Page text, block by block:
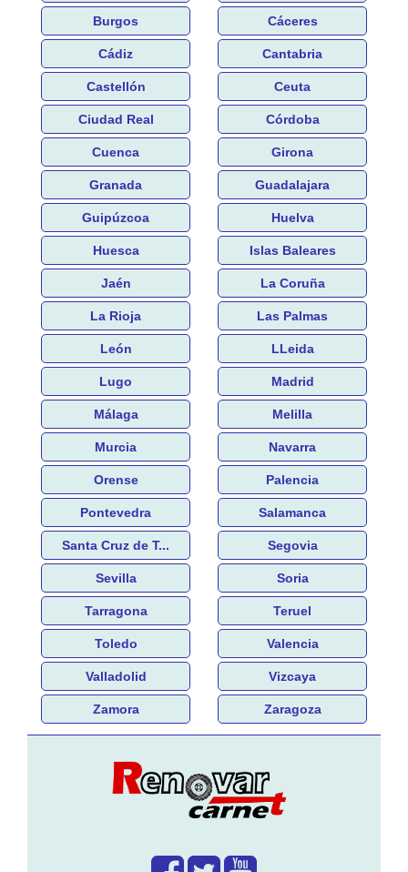
Burgos Cáceres
Cádiz Cantabria
Castellón Ceuta
Ciudad Real Córdoba
Cuenca Girona
Granada Guadalajara
Guipúzcoa Huelva
Huesca Islas Baleares
Jaén La Coruña
La Rioja Las Palmas
León LLeida
Lugo Madrid
Málaga Melilla
Murcia Navarra
Orense Palencia
Pontevedra Salamanca
Santa Cruz de T... Segovia
Sevilla Soria
Tarragona Teruel
Toledo Valencia
Valladolid Vizcaya
Zamora Zaragoza